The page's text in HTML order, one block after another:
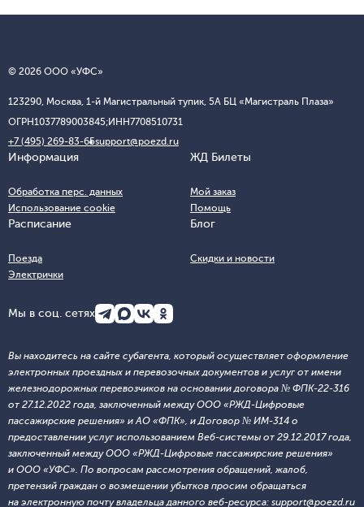
© 2026 ООО «УФС»
123290, Москва, 1-й Магистральный тупик, 5А БЦ «Магистраль Плаза»
ОГРН1037789003845;ИНН7708510731
+7 (495) 269-83-65support@poezd.ru
Информация
Обработка перс. данных
Использование cookie
ЖД Билеты
Мой заказ
Помощь
Расписание
Поезда
Электрички
Блог
Скидки и новости
Мы в соц. сетях
Вы находитесь на сайте субагента, который осуществляет оформление
электронных проездных и перевозочных документов и услуг от имени
железнодорожных перевозчиков на основании договора № ФПК-22-316
от 27.12.2022 года, заключенный между ООО «РЖД-Цифровые
пассажирские решения» и АО «ФПК», и Договор № ИМ-314 о
предоставлении услуг использованием Веб-системы от 29.12.2017 года,
заключенный между ООО «РЖД-Цифровые пассажирские решения»
и ООО «УФС». По вопросам рассмотрения обращений, жалоб,
претензий граждан о возмещении убытков просим обращаться
на электронную почту владельца данного веб-ресурса: support@poezd.ru